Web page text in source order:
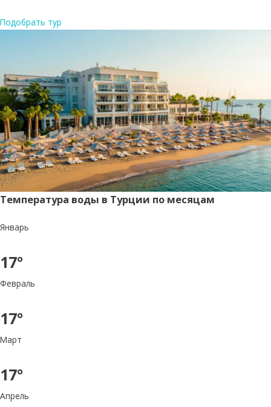
Подобрать тур
Температура воды в Турции по месяцам
Январь
17°
Февраль
17°
Март
17°
Апрель